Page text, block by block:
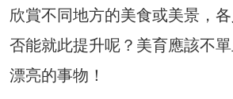
欣賞不同地方的美食或美景，
否能就此提升呢？美育應該不
漂亮的事物！